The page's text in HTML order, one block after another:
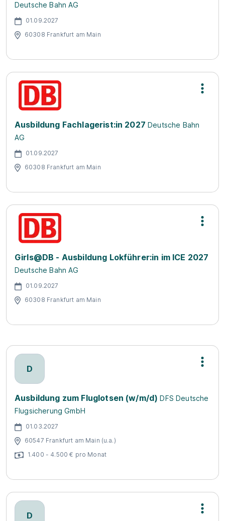
Deutsche Bahn AG
01.09.2027
60308 Frankfurt am Main
Ausbildung Fachlagerist:in 2027 Deutsche Bahn
AG
01.09.2027
60308 Frankfurt am Main
Girls@DB - Ausbildung Lokführer:in im ICE 2027
Deutsche Bahn AG
01.09.2027
60308 Frankfurt am Main
D
Ausbildung zum Fluglotsen (w/m/d) DFS Deutsche
Flugsicherung GmbH
01.03.2027
60547 Frankfurt am Main (u.a.)
1.400 - 4.500 € pro Monat
D